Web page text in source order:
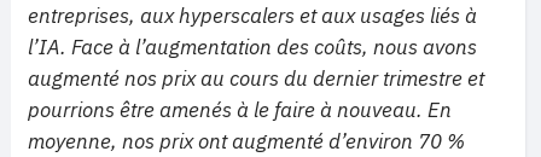
entreprises, aux hyperscalers et aux usages liés à
l’IA. Face à l’augmentation des coûts, nous avons
augmenté nos prix au cours du dernier trimestre et
pourrions être amenés à le faire à nouveau. En
moyenne, nos prix ont augmenté d’environ 70 %